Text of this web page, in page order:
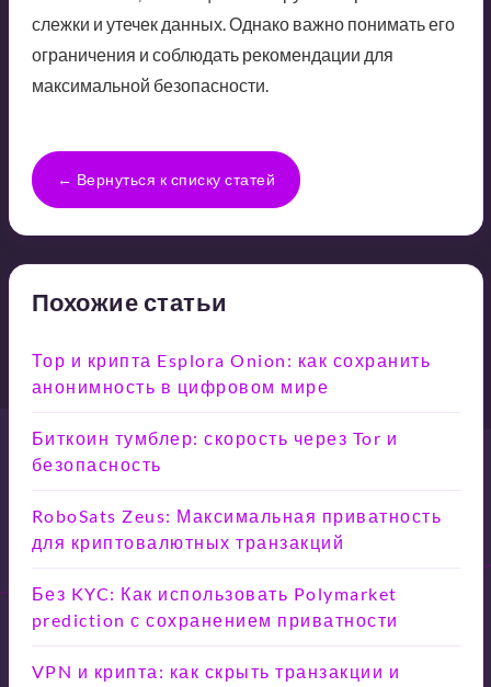
слежки и утечек данных. Однако важно понимать его
ограничения и соблюдать рекомендации для
максимальной безопасности.
← Вернуться к списку статей
Похожие статьи
Тор и крипта Esplora Onion: как сохранить
анонимность в цифровом мире
Биткоин тумблер: скорость через Tor и
безопасность
RoboSats Zeus: Максимальная приватность
для криптовалютных транзакций
Без KYC: Как использовать Polymarket
prediction с сохранением приватности
VPN и крипта: как скрыть транзакции и